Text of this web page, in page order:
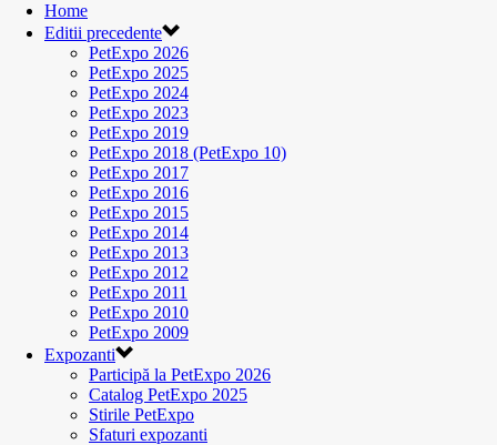
Home
Editii precedente
PetExpo 2026
PetExpo 2025
PetExpo 2024
PetExpo 2023
PetExpo 2019
PetExpo 2018 (PetExpo 10)
PetExpo 2017
PetExpo 2016
PetExpo 2015
PetExpo 2014
PetExpo 2013
PetExpo 2012
PetExpo 2011
PetExpo 2010
PetExpo 2009
Expozanti
Participă la PetExpo 2026
Catalog PetExpo 2025
Stirile PetExpo
Sfaturi expozanti